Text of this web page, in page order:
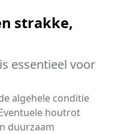
strakke,
essentieel voor
algehele conditie
houtrot
duurzaam